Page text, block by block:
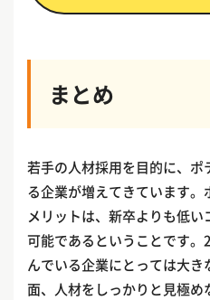
まとめ
若手の人材採用を目的に、
る企業が増えてきています
メリットは、新卒よりも低
可能であるということです
んでいる企業にとっては大
面、人材をしっかりと見極